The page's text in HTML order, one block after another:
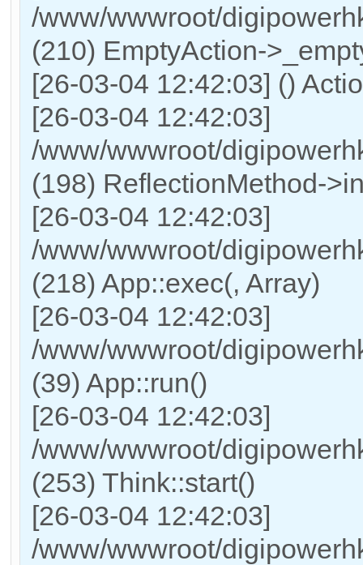
/www/wwwroot/
(210) EmptyAction-
[26-03-04 12:42:03] ()
[26-03-04 12:42:03]
/www/wwwroot/
(198) ReflectionMethod-
[26-03-04 12:42:03]
/www/wwwroot/
(218) App::exec(, Array)
[26-03-04 12:42:03]
/www/wwwroot/
(39) App::run()
[26-03-04 12:42:03]
/www/wwwroot/
(253) Think::start()
[26-03-04 12:42:03]
/www/wwwroot/